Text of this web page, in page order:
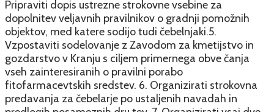
Pripraviti dopis ustrezne strokovne vsebine za
dopolnitev veljavnih pravilnikov o gradnji pomožnih
objektov, med katere sodijo tudi čebelnjaki.5.
Vzpostaviti sodelovanje z Zavodom za kmetijstvo in
gozdarstvo v Kranju s ciljem primernega obve čanja
vseh zainteresiranih o pravilni porabo
fitofarmacevtskih sredstev. 6. Organizirati strokovna
predavanja za čebelarje po ustaljenih navadah in